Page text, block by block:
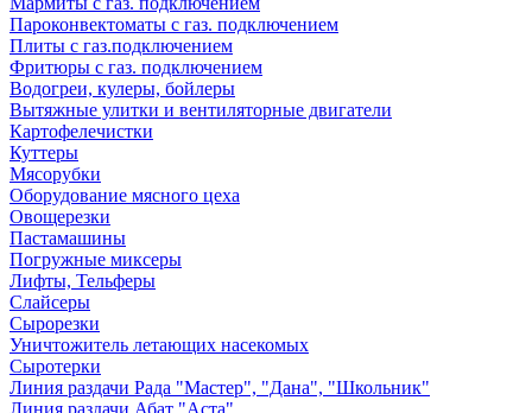
Пароконвектоматы с газ. подключением
Плиты с газ.подключением
Фритюры с газ. подключением
Водогреи, кулеры, бойлеры
Вытяжные улитки и вентиляторные двигатели
Картофелечистки
Куттеры
Мясорубки
Оборудование мясного цеха
Овощерезки
Пастамашины
Погружные миксеры
Лифты, Тельферы
Слайсеры
Сырорезки
Уничтожитель летающих насекомых
Сыротерки
Линия раздачи Рада "Мастер", "Дана", "Школьник"
Линия раздачи Абат "Аста"